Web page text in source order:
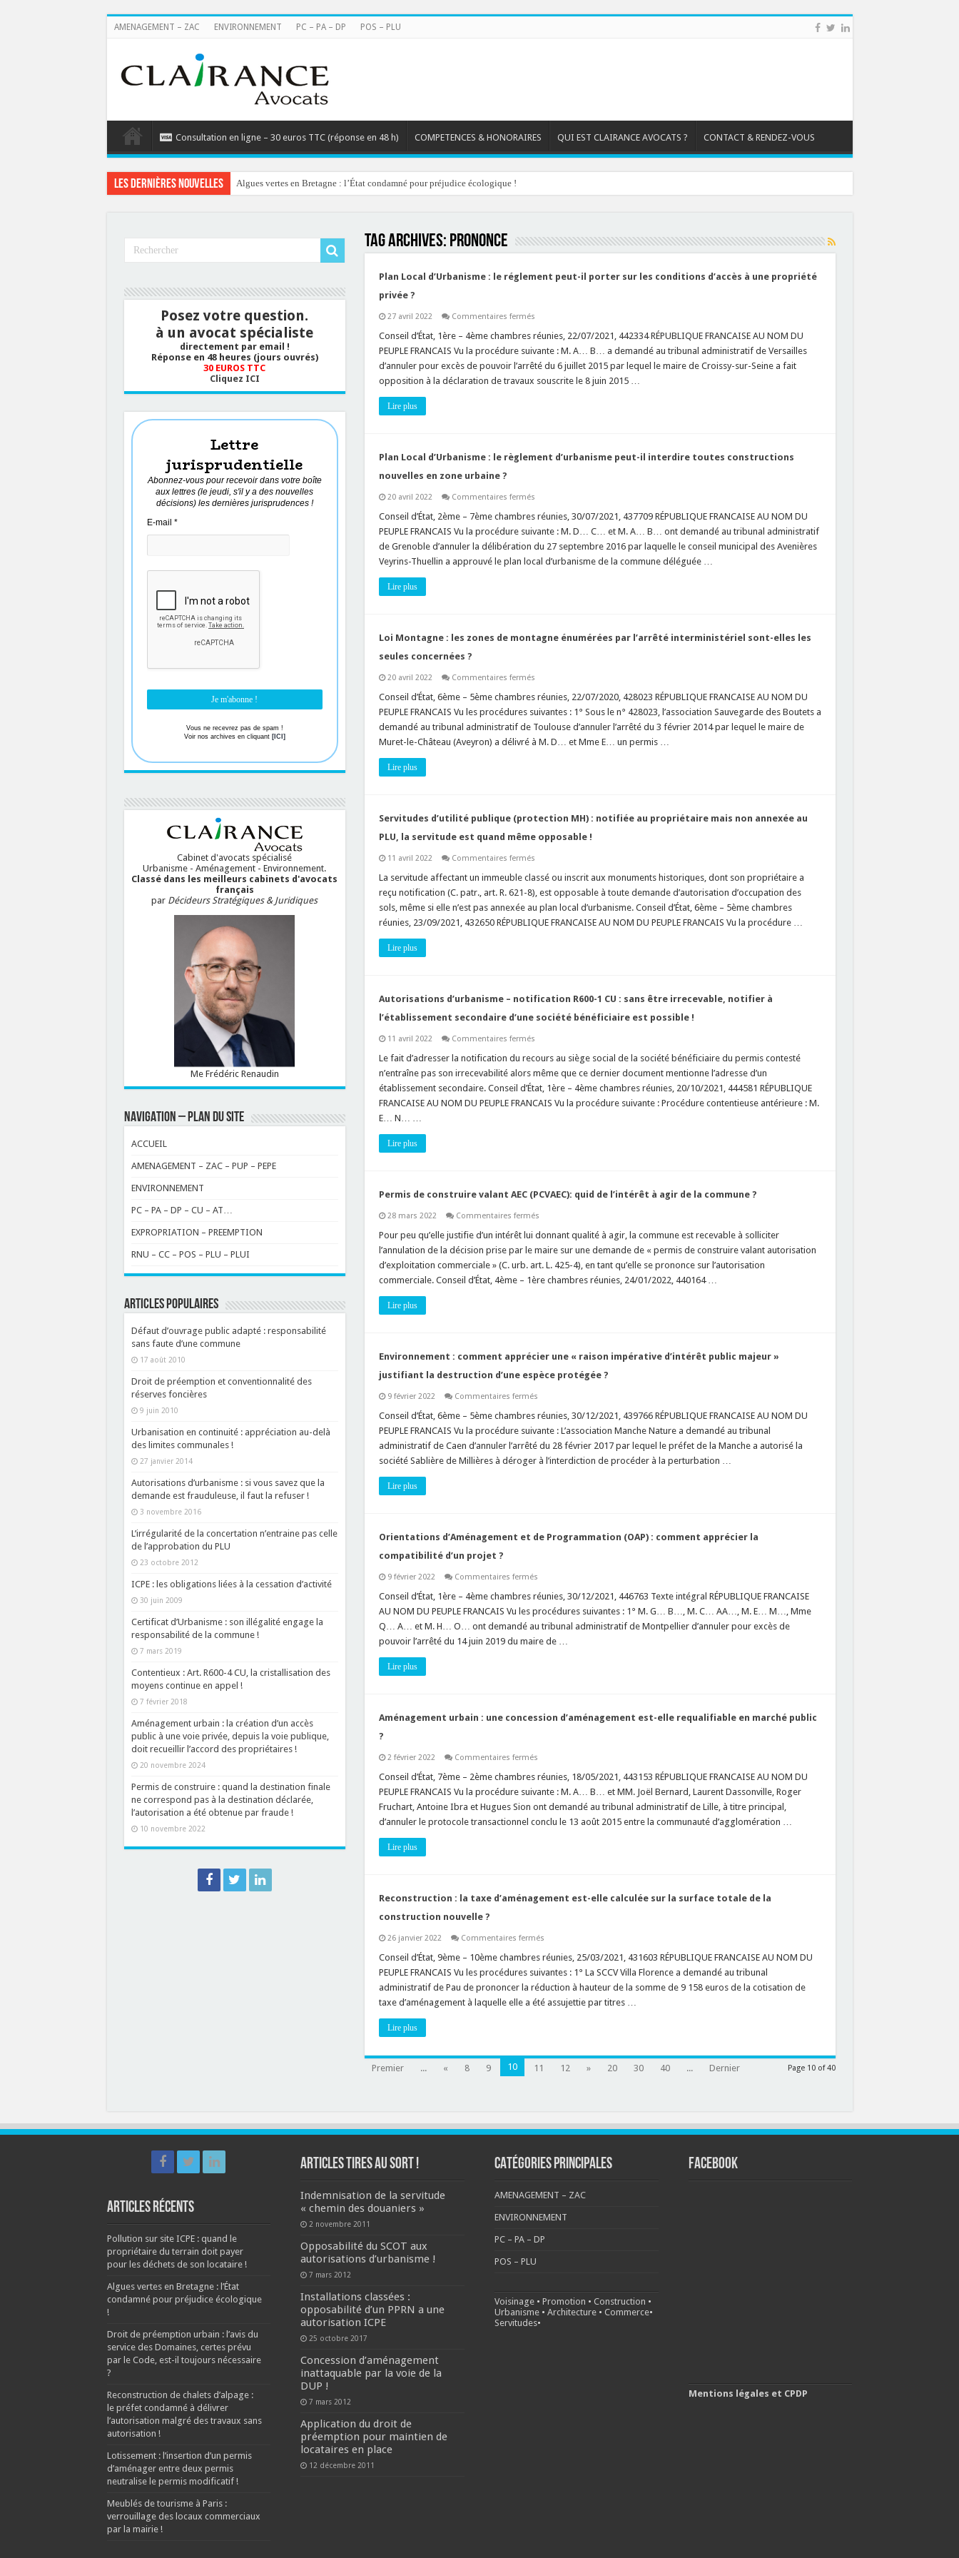
AMENAGEMENT – ZAC ENVIRONNEMENT PC – PA – DP POS – PLU
Consultation en ligne – 30 euros TTC (réponse en 48 h) COMPETENCES & HONORAIRES QUI EST CLAIRANCE AVOCATS ? CONTACT & RENDEZ-VOUS
Les dernières nouvelles Algues vertes en Bretagne : l’État condamné pour préjudice écologique !
Tag Archives: prononce
Plan Local d’Urbanisme : le réglement peut-il porter sur les conditions d’accès à une propriété
privée ?
27 avril 2022 Commentaires ferméssur
Local
d’Urbanisme
:
le
réglement
peut-
une
Conseil d’État, 1ère – 4ème chambres réunies, 22/07/2021, 442334 RÉPUBLIQUE FRANCAISE AU NOM DU
PEUPLE FRANCAIS Vu la procédure suivante : M. A… B… a demandé au tribunal administratif de Versailles
d’annuler pour excès de pouvoir l’arrêté du 6 juillet 2015 par lequel le maire de Croissy-sur-Seine a fait
opposition à la déclaration de travaux souscrite le 8 juin 2015 …
Lire plus
Plan Local d’Urbanisme : le règlement d’urbanisme peut-il interdire toutes constructions
nouvelles en zone urbaine ?
20 avril 2022 Commentaires ferméssur
Local
d’Urbanisme
:
le
règlement
d’urbanisme
zone
urbaine
Conseil d’État, 2ème – 7ème chambres réunies, 30/07/2021, 437709 RÉPUBLIQUE FRANCAISE AU NOM DU
PEUPLE FRANCAIS Vu la procédure suivante : M. D… C… et M. A… B… ont demandé au tribunal administratif
de Grenoble d’annuler la délibération du 27 septembre 2016 par laquelle le conseil municipal des Avenières
Veyrins-Thuellin a approuvé le plan local d’urbanisme de la commune déléguée …
Lire plus
Loi Montagne : les zones de montagne énumérées par l’arrêté interministériel sont-elles les
seules concernées ?
20 avril 2022 Commentaires ferméssur
Montagne
les
zones
de
montagne
seules
?
Conseil d’État, 6ème – 5ème chambres réunies, 22/07/2020, 428023 RÉPUBLIQUE FRANCAISE AU NOM DU
PEUPLE FRANCAIS Vu les procédures suivantes : 1° Sous le n° 428023, l’association Sauvegarde des Boutets a
demandé au tribunal administratif de Toulouse d’annuler l’arrêté du 3 février 2014 par lequel le maire de
Muret-le-Château (Aveyron) a délivré à M. D… et Mme E… un permis …
Lire plus
Servitudes d’utilité publique (protection MH) : notifiée au propriétaire mais non annexée au
PLU, la servitude est quand même opposable !
11 avril 2022 Commentaires ferméssur
d’utilité
(protection
MH)
:
notifiée
la
est
opposable
La servitude affectant un immeuble classé ou inscrit aux monuments historiques, dont son propriétaire a
reçu notification (C. patr., art. R. 621-8), est opposable à toute demande d’autorisation d’occupation des
sols, même si elle n’est pas annexée au plan local d’urbanisme. Conseil d’État, 6ème – 5ème chambres
réunies, 23/09/2021, 432650 RÉPUBLIQUE FRANCAISE AU NOM DU PEUPLE FRANCAIS Vu la procédure …
Lire plus
Autorisations d’urbanisme – notification R600-1 CU : sans être irrecevable, notifier à
l’établissement secondaire d’une société bénéficiaire est possible !
11 avril 2022 Commentaires ferméssur
d’urbanisme
notification
R600-
1
CU
société
est
!
Le fait d’adresser la notification du recours au siège social de la société bénéficiaire du permis contesté
n’entraîne pas son irrecevabilité alors même que ce dernier document mentionne l’adresse d’un
établissement secondaire. Conseil d’État, 1ère – 4ème chambres réunies, 20/10/2021, 444581 RÉPUBLIQUE
FRANCAISE AU NOM DU PEUPLE FRANCAIS Vu la procédure suivante : Procédure contentieuse antérieure : M.
E… N… …
Lire plus
Permis de construire valant AEC (PCVAEC): quid de l’intérêt à agir de la commune ?
28 mars 2022 Commentaires ferméssur
de
construire
valant
AEC
(PCVAEC):
quid
?
Pour peu qu’elle justifie d’un intérêt lui donnant qualité à agir, la commune est recevable à solliciter
l’annulation de la décision prise par le maire sur une demande de « permis de construire valant autorisation
d’exploitation commerciale » (C. urb. art. L. 425-4), en tant qu’elle se prononce sur l’autorisation
commerciale. Conseil d’État, 4ème – 1ère chambres réunies, 24/01/2022, 440164 …
Lire plus
Environnement : comment apprécier une « raison impérative d’intérêt public majeur »
justifiant la destruction d’une espèce protégée ?
9 février 2022 Commentaires ferméssur
:
comment
apprécier
une
« raison
impérative
espèce
protégée
Conseil d’État, 6ème – 5ème chambres réunies, 30/12/2021, 439766 RÉPUBLIQUE FRANCAISE AU NOM DU
PEUPLE FRANCAIS Vu la procédure suivante : L’association Manche Nature a demandé au tribunal
administratif de Caen d’annuler l’arrêté du 28 février 2017 par lequel le préfet de la Manche a autorisé la
société Sablière de Millières à déroger à l’interdiction de procéder à la perturbation …
Lire plus
Orientations d’Aménagement et de Programmation (OAP) : comment apprécier la
compatibilité d’un projet ?
9 février 2022 Commentaires ferméssur
d’Aménagement
de
Programmation
(OAP)
:
Conseil d’État, 1ère – 4ème chambres réunies, 30/12/2021, 446763 Texte intégral RÉPUBLIQUE FRANCAISE
AU NOM DU PEUPLE FRANCAIS Vu les procédures suivantes : 1° M. G… B…, M. C… AA…, M. E… M…, Mme
Q… A… et M. H… O… ont demandé au tribunal administratif de Montpellier d’annuler pour excès de
pouvoir l’arrêté du 14 juin 2019 du maire de …
Lire plus
Aménagement urbain : une concession d’aménagement est-elle requalifiable en marché public
?
2 février 2022 Commentaires ferméssur
urbain
une
concession
d’aménagement
est-
Conseil d’État, 7ème – 2ème chambres réunies, 18/05/2021, 443153 RÉPUBLIQUE FRANCAISE AU NOM DU
PEUPLE FRANCAIS Vu la procédure suivante : M. A… B… et MM. Joël Bernard, Laurent Dassonville, Roger
Fruchart, Antoine Ibra et Hugues Sion ont demandé au tribunal administratif de Lille, à titre principal,
d’annuler le protocole transactionnel conclu le 13 août 2015 entre la communauté d’agglomération …
Lire plus
Reconstruction : la taxe d’aménagement est-elle calculée sur la surface totale de la
construction nouvelle ?
26 janvier 2022 Commentaires ferméssur
:
taxe
d’aménagement
est-
elle
de
Conseil d’État, 9ème – 10ème chambres réunies, 25/03/2021, 431603 RÉPUBLIQUE FRANCAISE AU NOM DU
PEUPLE FRANCAIS Vu les procédures suivantes : 1° La SCCV Villa Florence a demandé au tribunal
administratif de Pau de prononcer la réduction à hauteur de la somme de 9 158 euros de la cotisation de
taxe d’aménagement à laquelle elle a été assujettie par titres …
Lire plus
Page 10 of 40
Premier ... « 8 9 10 11 12 » 20 30 40 ... Dernier
Posez votre question.
à un avocat spécialiste
directement par email !
Réponse en 48 heures (jours ouvrés)
30 EUROS TTC
Cliquez ICI
Lettre
jurisprudentielle
Abonnez-vous pour recevoir dans votre boîte
aux lettres (le jeudi, s'il y a des nouvelles
décisions) les dernières jurisprudences !
E-mail *
Vous ne recevrez pas de spam !
Voir nos archives en cliquant [ICI]
Cabinet d'avocats spécialisé
Urbanisme - Aménagement - Environnement.
Classé dans les meilleurs cabinets d'avocats
français
par Décideurs Stratégiques & Juridiques
Me Frédéric Renaudin
NAVIGATION – PLAN DU SITE
ACCUEIL
AMENAGEMENT – ZAC – PUP – PEPE
ENVIRONNEMENT
PC – PA – DP – CU – AT…
EXPROPRIATION – PREEMPTION
RNU – CC – POS – PLU – PLUI
ARTICLES POPULAIRES
Défaut d’ouvrage public adapté : responsabilité
sans faute d’une commune
17 août 2010
Droit de préemption et conventionnalité des
réserves foncières
9 juin 2010
Urbanisation en continuité : appréciation au-delà
des limites communales !
27 janvier 2014
Autorisations d’urbanisme : si vous savez que la
demande est frauduleuse, il faut la refuser !
3 novembre 2016
L’irrégularité de la concertation n’entraine pas celle
de l’approbation du PLU
23 octobre 2012
ICPE : les obligations liées à la cessation d’activité
30 juin 2009
Certificat d’Urbanisme : son illégalité engage la
responsabilité de la commune !
7 mars 2019
Contentieux : Art. R600-4 CU, la cristallisation des
moyens continue en appel !
7 février 2018
Aménagement urbain : la création d’un accès
public à une voie privée, depuis la voie publique,
doit recueillir l’accord des propriétaires !
20 novembre 2024
Permis de construire : quand la destination finale
ne correspond pas à la destination déclarée,
l’autorisation a été obtenue par fraude !
10 novembre 2022
Articles récents
Pollution sur site ICPE : quand le
propriétaire du terrain doit payer
pour les déchets de son locataire !
Algues vertes en Bretagne : l’État
condamné pour préjudice écologique
!
Droit de préemption urbain : l’avis du
service des Domaines, certes prévu
par le Code, est-il toujours nécessaire
?
Reconstruction de chalets d’alpage :
le préfet condamné à délivrer
l’autorisation malgré des travaux sans
autorisation !
Lotissement : l’insertion d’un permis
d’aménager entre deux permis
neutralise le permis modificatif !
Meublés de tourisme à Paris :
verrouillage des locaux commerciaux
par la mairie !
ARTICLES TIRES AU SORT !
Indemnisation de la servitude
« chemin des douaniers »
2 novembre 2011
Opposabilité du SCOT aux
autorisations d’urbanisme !
7 mars 2012
Installations classées :
opposabilité d’un PPRN a une
autorisation ICPE
25 octobre 2017
Concession d’aménagement
inattaquable par la voie de la
DUP !
7 mars 2012
Application du droit de
préemption pour maintien de
locataires en place
12 décembre 2011
CATÉGORIES PRINCIPALES
AMENAGEMENT – ZAC
ENVIRONNEMENT
PC – PA – DP
POS – PLU
Voisinage• Promotion • Construction •
Urbanisme• Architecture• Commerce•
Servitudes•
FACEBOOK
Mentions légales et CPDP